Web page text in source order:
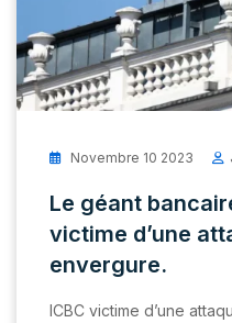
Novembre 10 2023
Le géant
victime d’une
envergure.
ICBC victime d’une